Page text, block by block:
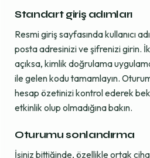
Standart giriş adımları
Resmi giriş sayfasında kullanıcı
posta adresinizi ve şifrenizi girin.
açıksa, kimlik doğrulama
ile gelen kodu tamamlayın.
hesap özetinizi kontrol ederek
etkinlik olup olmadığına bakın.
Oturumu sonlandırma
İşiniz bittiğinde, özellikle ortak